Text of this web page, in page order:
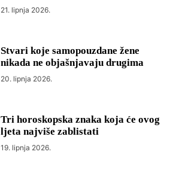
21. lipnja 2026.
Stvari koje samopouzdane žene
nikada ne objašnjavaju drugima
20. lipnja 2026.
Tri horoskopska znaka koja će ovog
ljeta najviše zablistati
19. lipnja 2026.